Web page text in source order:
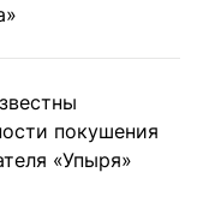
покушения
«Упыря»